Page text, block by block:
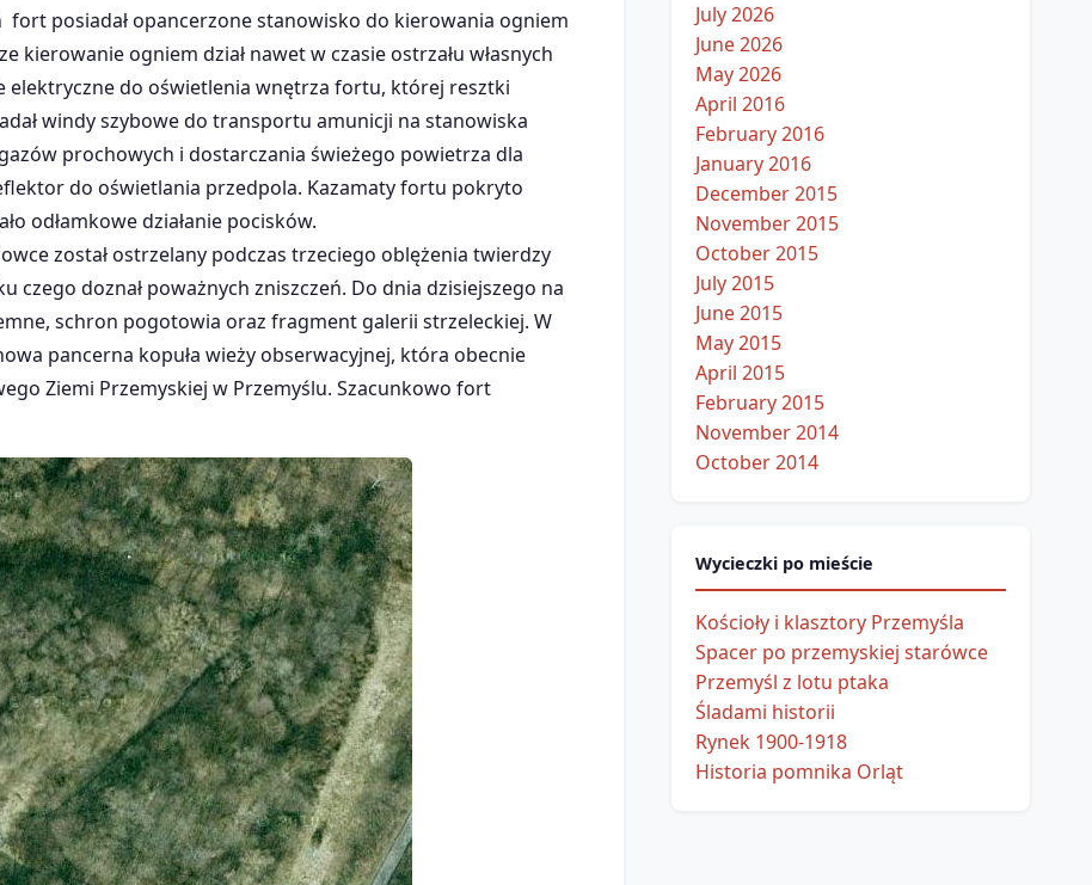
posiadał opancerzone stanowisko do kierowania ogniem
kierowanie ogniem dział nawet w czasie ostrzału własnych
elektryczne do oświetlenia wnętrza fortu, której resztki
windy szybowe do transportu amunicji na stanowiska
prochowych i dostarczania świeżego powietrza dla
do oświetlania przedpola. Kazamaty fortu pokryto
odłamkowe działanie pocisków.
został ostrzelany podczas trzeciego oblężenia twierdzy
czego doznał poważnych zniszczeń. Do dnia dzisiejszego na
schron pogotowia oraz fragment galerii strzeleckiej. W
pancerna kopuła wieży obserwacyjnej, która obecnie
Ziemi Przemyskiej w Przemyślu. Szacunkowo fort
July 2026
June 2026
May 2026
April 2016
February 2016
January 2016
December 2015
November 2015
October 2015
July 2015
June 2015
May 2015
April 2015
February 2015
November 2014
October 2014
Wycieczki po mieście
Kościoły i klasztory Przemyśla
Spacer po przemyskiej starówce
Przemyśl z lotu ptaka
Śladami historii
Rynek 1900-1918
Historia pomnika Orląt